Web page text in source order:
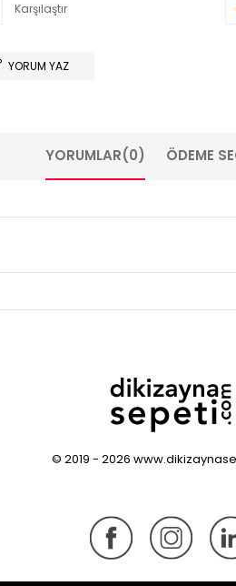
Karşılaştır
YORUM YAZ
YORUMLAR(0) ÖDEME
© 2019 - 2026